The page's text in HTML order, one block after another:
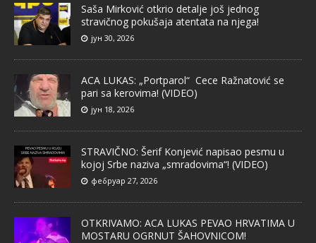
Saša Mirković otkrio detalje još jednog
stravičnog pokušaja atentata na njega!
јун 30, 2026
ACA LUKAS: „Portparol“ Cece Ražnatović se
pari sa kerovima! (VIDEO)
јун 18, 2026
STRAVIČNO: Šerif Konjević napisao pesmu u
kojoj Srbe naziva „smradovima“! (VIDEO)
фебруар 27, 2026
OTKRIVAMO: ACA LUKAS PEVAO HRVATIMA U
MOSTARU OGRNUT ŠAHOVNICOM!